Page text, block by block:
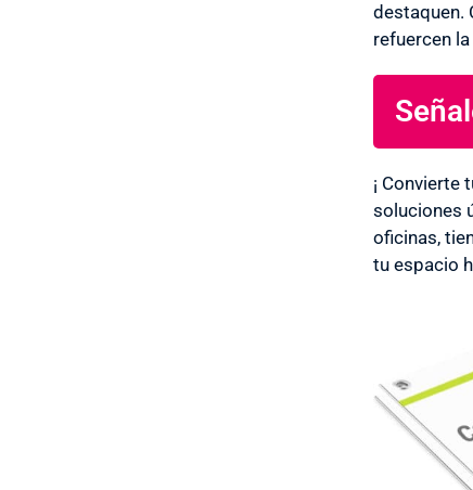
destaquen.
refuercen
¡
soluciones
oficinas,
tu espacio